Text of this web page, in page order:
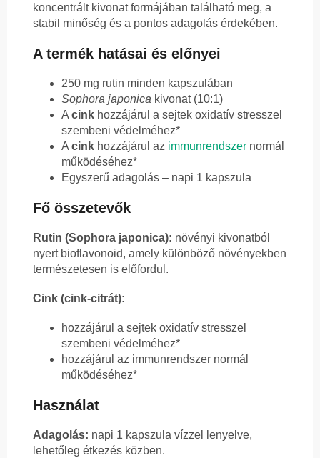
koncentrált kivonat formájában található meg, a
stabil minőség és a pontos adagolás érdekében.
A termék hatásai és előnyei
250 mg rutin minden kapszulában
Sophora japonica kivonat (10:1)
A cink hozzájárul a sejtek oxidatív stresszel
szembeni védelméhez*
A cink hozzájárul az immunrendszer normál
működéséhez*
Egyszerű adagolás – napi 1 kapszula
Fő összetevők
Rutin (Sophora japonica): növényi kivonatból
nyert bioflavonoid, amely különböző növényekben
természetesen is előfordul.
Cink (cink-citrát):
hozzájárul a sejtek oxidatív stresszel
szembeni védelméhez*
hozzájárul az immunrendszer normál
működéséhez*
Használat
Adagolás: napi 1 kapszula vízzel lenyelve,
lehetőleg étkezés közben.